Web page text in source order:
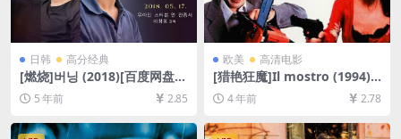
日韩 高分经典
[燃烧]버닝 (2018)[百度网盘
+夸克网盘+迅雷云盘资源1080
P超清未删减][MP4/9.5GB][韩
5 年前 2.85
欧美 高清电影
[猎艳狂魔]Il mostro (1994)
[百度网盘+迅雷云盘资源1080
P超清未删减][MP4/7.4GB][中
4 年前 2.78